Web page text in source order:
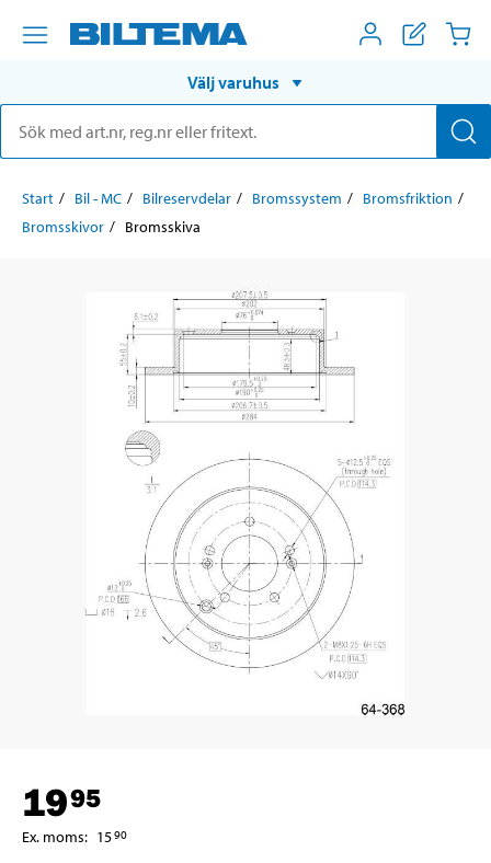
Välj varuhus
Start Bil - MC Bilreservdelar Bromssystem
Bromsfriktion
Bromsskivor
Bromsskiva
1995
Ex. moms: 1590